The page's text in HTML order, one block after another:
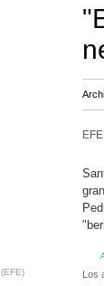
EFE
(EFE)
Los